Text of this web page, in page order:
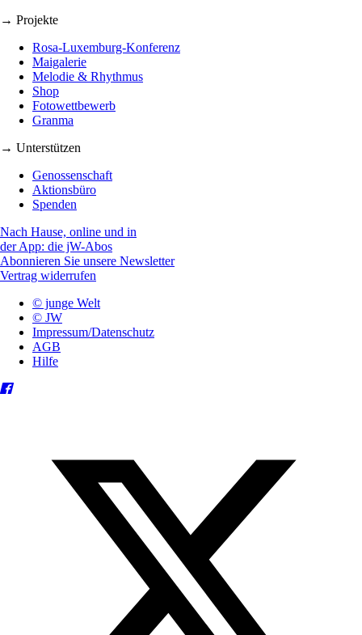
→ Projekte
Rosa-Luxemburg-Konferenz
Maigalerie
Melodie & Rhythmus
Shop
Fotowettbewerb
Granma
→ Unterstützen
Genossenschaft
Aktionsbüro
Spenden
Nach Hause, online und in
der App: die jW-Abos
Abonnieren Sie unsere Newsletter
Vertrag widerrufen
© junge Welt
© JW
Impressum/Datenschutz
AGB
Hilfe